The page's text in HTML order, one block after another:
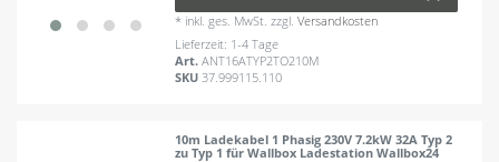
* inkl. ges. MwSt. zzgl.Versandkosten
Lieferzeit: 1-4 Tage
Art.ANT16ATYP2TO210M
SKU 37.999115.110
10m Ladekabel 1 Phasig 230V 7.2kW 32A Typ 2
zu Typ 1 für Wallbox Ladestation Wallbox24